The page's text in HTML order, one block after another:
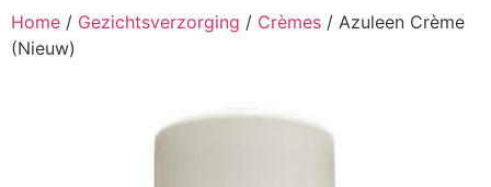
Home / Gezichtsverzorging / Crèmes / Azuleen Crème
(Nieuw)